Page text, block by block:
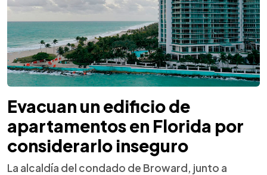
Evacuan un edificio de
apartamentos en Florida por
considerarlo inseguro
La alcaldía del condado de Broward, junto a